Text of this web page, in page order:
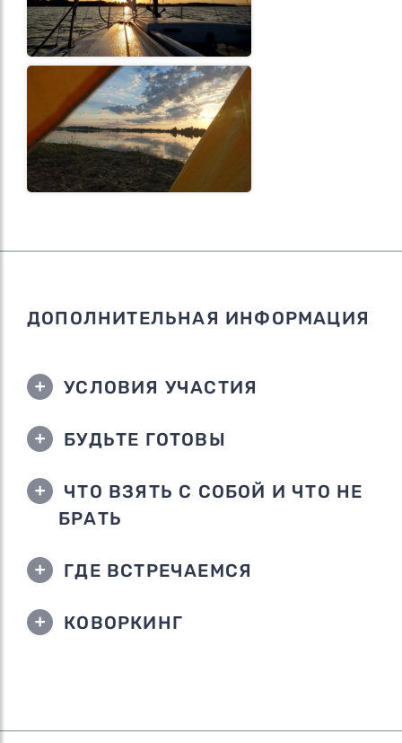
ДОПОЛНИТЕЛЬНАЯ ИНФОРМАЦИЯ
УСЛОВИЯ УЧАСТИЯ
БУДЬТЕ ГОТОВЫ
ЧТО ВЗЯТЬ С СОБОЙ И ЧТО НЕ
БРАТЬ
ГДЕ ВСТРЕЧАЕМСЯ
КОВОРКИНГ